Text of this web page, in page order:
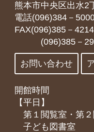
熊本市中央区出水2
電話(096)384－
FAX(096)385－
(096)385－2983
お問い合わせ
開館時間
【平日】
第１閲覧室・第
子ども図書